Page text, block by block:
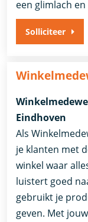
een glimlach
Solliciteer
Eindhoven
Als
je klanten met
winkel waar
luistert goed
gebruikt je
geven. Met